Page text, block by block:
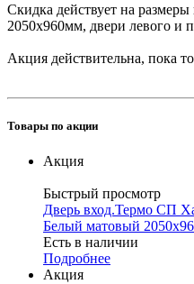
Скидка действует на
2050x960мм, двери левого и
Акция действительна, пока
Товары по акции
Акция
Быстрый просмотр
Дверь вход.Термо СП
Белый матовый
Есть в наличии
Подробнее
Акция